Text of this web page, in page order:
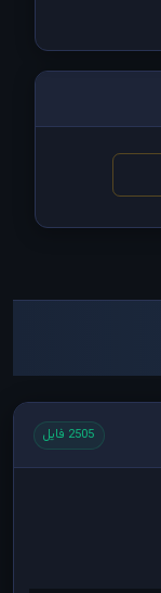
2505 فایل